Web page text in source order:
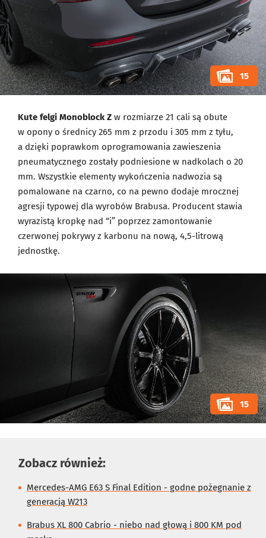
15
Kute felgi Monoblock Z w rozmiarze 21 cali są obute
w opony o średnicy 265 mm z przodu i 305 mm z tyłu,
a dzięki poprawkom oprogramowania zawieszenia
pneumatycznego zostały podniesione w nadkolach o 20
mm. Wszystkie elementy wykończenia nadwozia są
pomalowane na czarno, co na pewno dodaje mrocznej
agresji typowej dla wyrobów Brabusa. Producent stawia
wyrazistą kropkę nad “i” poprzez zamontowanie
czerwonej pokrywy z karbonu na nową, 4,5-litrową
jednostkę.
15
Zobacz również:
Mercedes-AMG E63 S Final Edition - godne pożegnanie z
generacją W213
Brabus XL 800 Cabrio - niebo nad głową i 800 KM pod